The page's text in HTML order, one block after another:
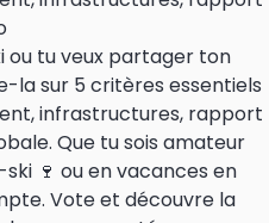
ou tu veux partager ton
la sur 5 critères essentiels
infrastructures, rapport
Que tu sois amateur
🍷 ou en vacances en
Vote et découvre la